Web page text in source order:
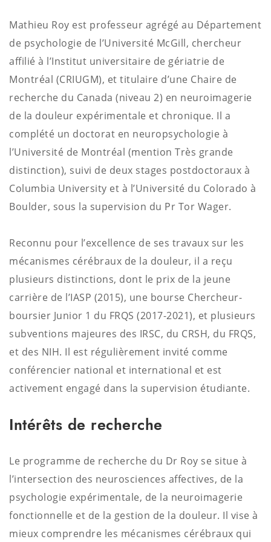
Mathieu Roy est professeur agrégé au Département
de psychologie de l’Université McGill, chercheur
affilié à l’Institut universitaire de gériatrie de
Montréal (CRIUGM), et titulaire d’une Chaire de
recherche du Canada (niveau 2) en neuroimagerie
de la douleur expérimentale et chronique. Il a
complété un doctorat en neuropsychologie à
l’Université de Montréal (mention Très grande
distinction), suivi de deux stages postdoctoraux à
Columbia University et à l’Université du Colorado à
Boulder, sous la supervision du Pr Tor Wager.
Reconnu pour l’excellence de ses travaux sur les
mécanismes cérébraux de la douleur, il a reçu
plusieurs distinctions, dont le prix de la jeune
carrière de l’IASP (2015), une bourse Chercheur-
boursier Junior 1 du FRQS (2017-2021), et plusieurs
subventions majeures des IRSC, du CRSH, du FRQS,
et des NIH. Il est régulièrement invité comme
conférencier national et international et est
activement engagé dans la supervision étudiante.
Intérêts de recherche
Le programme de recherche du Dr Roy se situe à
l’intersection des neurosciences affectives, de la
psychologie expérimentale, de la neuroimagerie
fonctionnelle et de la gestion de la douleur. Il vise à
mieux comprendre les mécanismes cérébraux qui